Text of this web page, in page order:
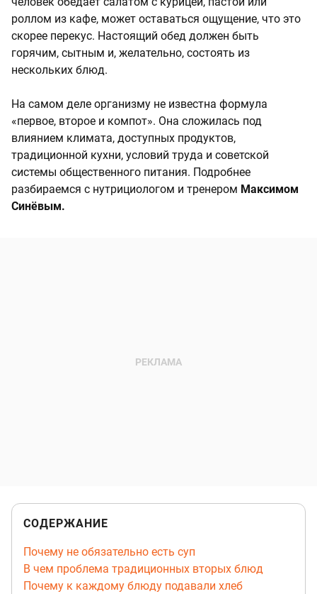
роллом из кафе, может оставаться ощущение, что это
скорее перекус. Настоящий обед должен быть
горячим, сытным и, желательно, состоять из
нескольких блюд.
На самом деле организму не известна формула
«первое, второе и компот». Она сложилась под
влиянием климата, доступных продуктов,
традиционной кухни, условий труда и советской
системы общественного питания. Подробнее
разбираемся с нутрициологом и тренером Максимом
Синёвым.
СОДЕРЖАНИЕ
Почему не обязательно есть суп
В чем проблема традиционных вторых блюд
Почему к каждому блюду подавали хлеб